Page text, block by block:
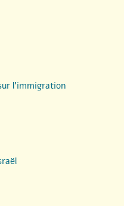
l’immigration